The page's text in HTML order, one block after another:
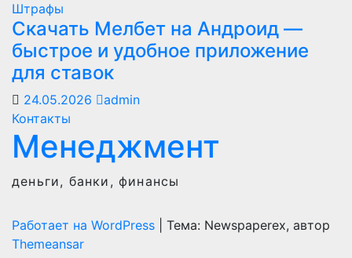
Штрафы
Скачать Мелбет на Андроид —
быстрое и удобное приложение
для ставок
24.05.2026
admin
Контакты
Менеджмент
деньги, банки, финансы
Работает на WordPress
Тема: Newspaperex, автор
Themeansar